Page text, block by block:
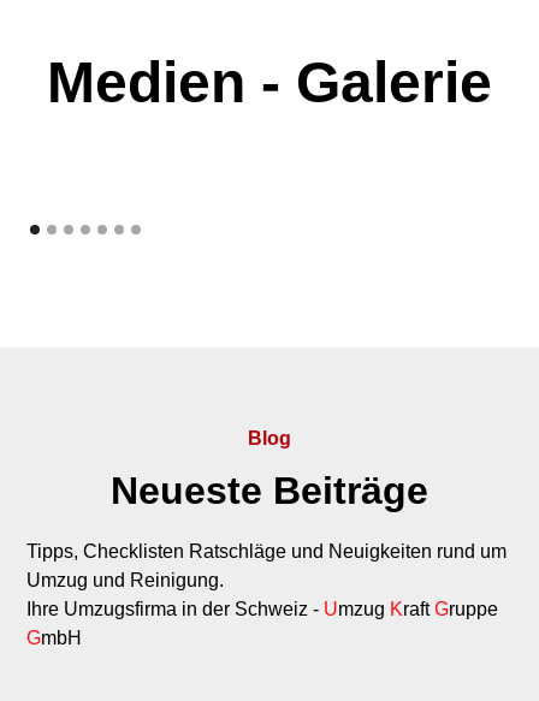
Medien - Galerie
Blog
Neueste Beiträge
Tipps, Checklisten Ratschläge und Neuigkeiten rund um
Umzug und Reinigung.
Ihre Umzugsfirma in der Schweiz - Umzug KraftGruppe
GmbH